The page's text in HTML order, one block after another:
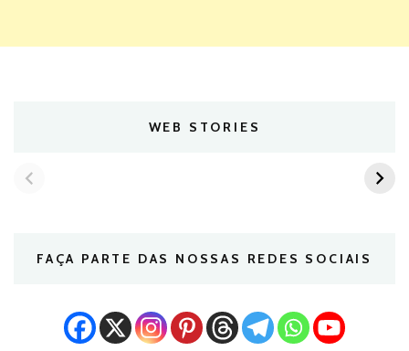
WEB STORIES
FAÇA PARTE DAS NOSSAS REDES SOCIAIS